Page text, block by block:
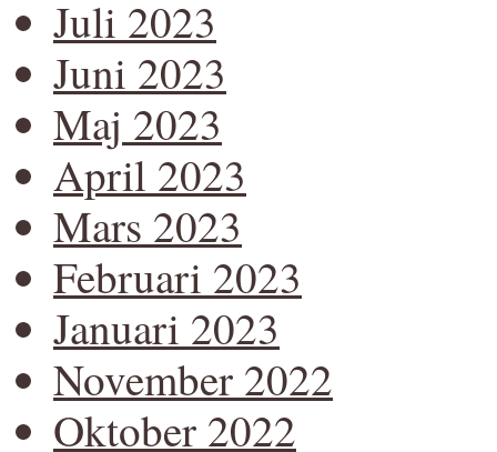
Juli 2023
Juni 2023
Maj 2023
April 2023
Mars 2023
Februari 2023
Januari 2023
November 2022
Oktober 2022